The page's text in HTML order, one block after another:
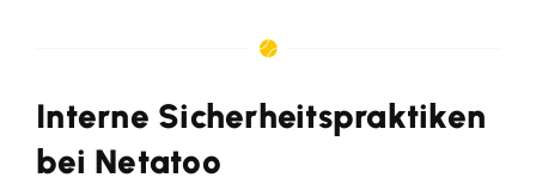
Interne Sicherheitspraktiken
bei Netatoo